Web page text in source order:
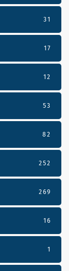
31
17
12
53
82
252
269
16
1